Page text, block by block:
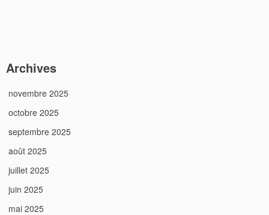
Archives
novembre 2025
octobre 2025
septembre 2025
août 2025
juillet 2025
juin 2025
mai 2025